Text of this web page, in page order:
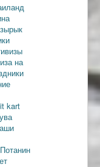
на
kart